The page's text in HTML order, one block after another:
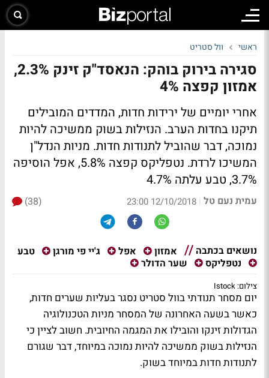
ראשי וול סטריט
סגירה בירוק בוהק: הנאסד"ק זינק 2.3%,
אמזון קפצה 4%
אחרי יומיים של ירידות חדות, המדדים המובילים
תיקנו בחדות הערב. הנזילות בשוק ממשיכה להיות
נמוכה, דבר שהוביל לתנודות חדות. מניות הנדל"ן
המשיכו לרדת. נטפליקס קפצה 5.8%, אפל הוסיפה
3.7%, טבע עלתה 4.7%
עמית נעם טל |
12/10/2018 23:00
(38)
נושאים בכתבה אמזון אפל ג'יי פי מורגן
טבע
נטפליקס
שער הדולר
צילום: Istock
יום מסחר תנודתי בוול סטריט נסגר בעליות שערים חדות,
כאשר בשעה האחרונה של המסחר מניות הטכנולוגיה
הגדולות זינקו והובילו את המגמה החיובית. חשוב לציין כי
הנזילות בשוק ממשיכה להיות נמוכה במיוחד, דבר שגורם
לתנודות חדות במיוחד בשוק.